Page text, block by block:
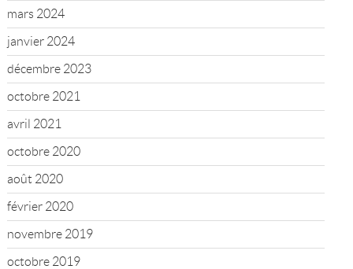
mars 2024
janvier 2024
décembre 2023
octobre 2021
avril 2021
octobre 2020
août 2020
février 2020
novembre 2019
octobre 2019